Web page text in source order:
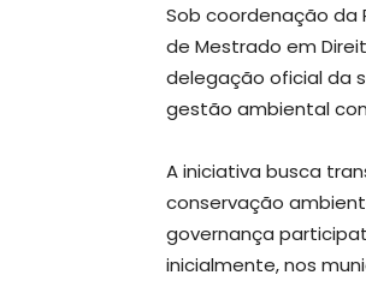
Sob coordenação da
de Mestrado em
delegação oficial da
gestão ambiental
A iniciativa busca
conservação
governança
inicialmente, nos